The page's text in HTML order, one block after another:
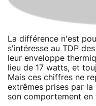
La différence n'est
s'intéresse au TDP
leur enveloppe
lieu de 17 watts, et
Mais ces chiffres ne
extrêmes prises par
son comportement en